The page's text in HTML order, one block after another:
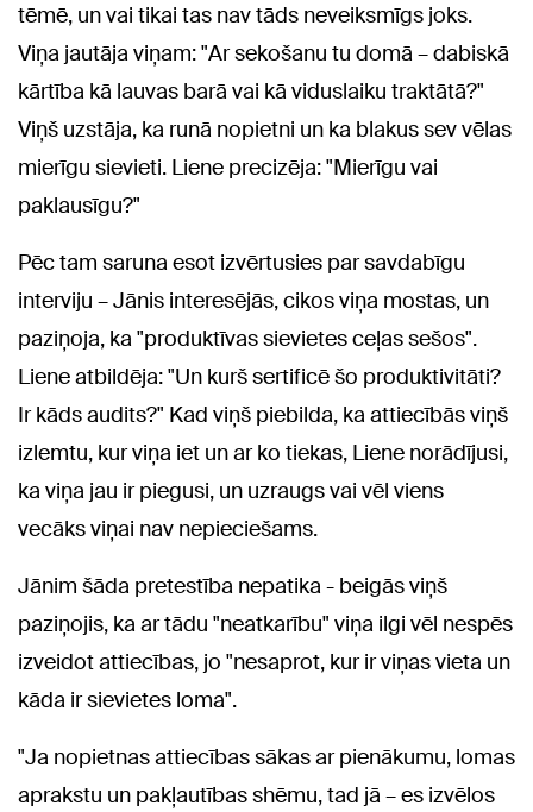
tēmē, un vai tikai tas nav tāds neveiksmīgs joks.
Viņa jautāja viņam: "Ar sekošanu tu domā – dabiskā
kārtība kā lauvas barā vai kā viduslaiku traktātā?"
Viņš uzstāja, ka runā nopietni un ka blakus sev vēlas
mierīgu sievieti. Liene precizēja: "Mierīgu vai
paklausīgu?"
Pēc tam saruna esot izvērtusies par savdabīgu
interviju – Jānis interesējās, cikos viņa mostas, un
paziņoja, ka "produktīvas sievietes ceļas sešos".
Liene atbildēja: "Un kurš sertificē šo produktivitāti?
Ir kāds audits?" Kad viņš piebilda, ka attiecībās viņš
izlemtu, kur viņa iet un ar ko tiekas, Liene norādījusi,
ka viņa jau ir piegusi, un uzraugs vai vēl viens
vecāks viņai nav nepieciešams.
Jānim šāda pretestība nepatika - beigās viņš
paziņojis, ka ar tādu "neatkarību" viņa ilgi vēl nespēs
izveidot attiecības, jo "nesaprot, kur ir viņas vieta un
kāda ir sievietes loma".
"Ja nopietnas attiecības sākas ar pienākumu, lomas
aprakstu un pakļautības shēmu, tad jā – es izvēlos